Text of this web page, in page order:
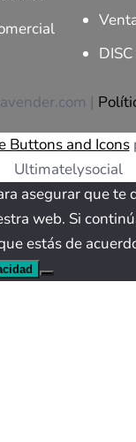
DISC
|
Buttons and Icons
Ultimatelysocial
asegurar que te
web. Si
estás de